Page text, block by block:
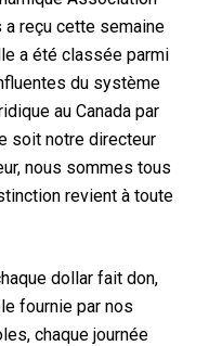
reçu cette semaine
a été classée parmi
du système
au Canada par
soit notre directeur
nous sommes tous
revient à toute
dollar fait don,
fournie par nos
chaque journée